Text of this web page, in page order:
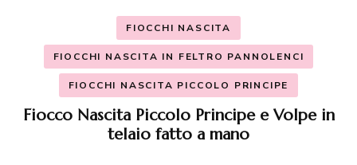
FIOCCHI NASCITA
FIOCCHI NASCITA IN FELTRO PANNOLENCI
FIOCCHI NASCITA PICCOLO PRINCIPE
Fiocco Nascita Piccolo Principe e Volpe in
telaio fatto a mano